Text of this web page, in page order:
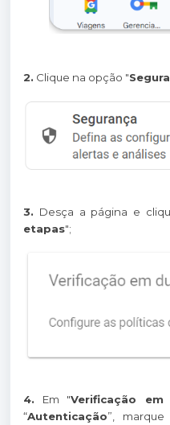
2. Clique na opção "
3. Desça a página e
etapas";
4. Em "Verificação
“Autenticação”,